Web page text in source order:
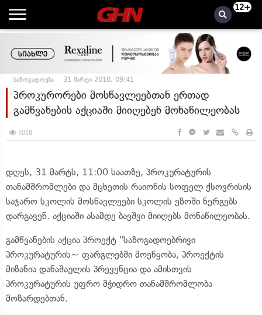
12+
საზოგადოება 31 მარტი 2010, 09:41
პროკურორები მოსწავლეებთან ერთად
გამწვანების აქციაში მიიღებენ მონაწილეობას
1018
დღეს, 31 მარტს, 11:00 საათზე, პროკურატურის
თანამშრომლები და მცხეთის რაიონის სოფელ ქსოვრისის
საჯარო სკოლის მოსწავლეები სკოლის ეზოში ნერგებს
დარგავენ. აქციაში ასამდე ბავშვი მიიღებს მონაწილეობას.
გამწვანების აქცია პროექტ "საზოგადოებრივი
პროკურატურის~ ფარგლებში მოეწყობა, პროექტის
მიზანია დანაშაულის პრევენცია და ამისთვის
პროკურატურის უფრო მჭიდრო თანამშრომლობა
მოზარდებთან.